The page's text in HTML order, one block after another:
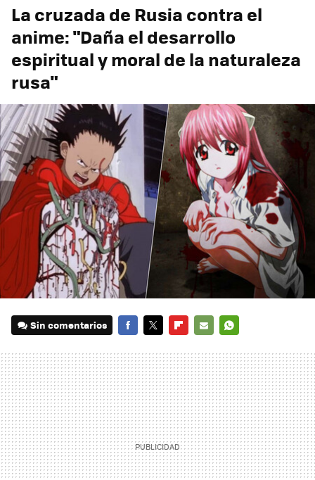
La cruzada de Rusia contra el
anime: "Daña el desarrollo
espiritual y moral de la naturaleza
rusa"
Sin comentarios
MAIL